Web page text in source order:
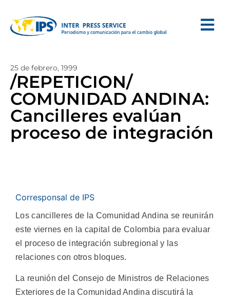
25 de febrero, 1999
/REPETICION/
COMUNIDAD ANDINA:
Cancilleres evalúan
proceso de integración
Corresponsal de IPS
Los cancilleres de la Comunidad Andina se reunirán
este viernes en la capital de Colombia para evaluar
el proceso de integración subregional y las
relaciones con otros bloques.
La reunión del Consejo de Ministros de Relaciones
Exteriores de la Comunidad Andina discutirá la